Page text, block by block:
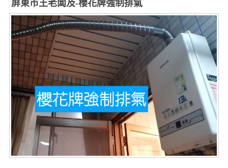
屏東市王老闆及-櫻花牌強制排氣